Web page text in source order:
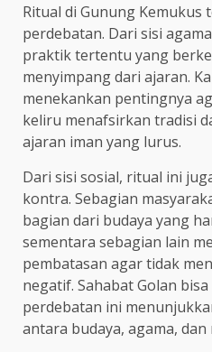
Ritual di Gunung Kemukus
perdebatan. Dari sisi
praktik tertentu yang
menyimpang dari ajaran.
menekankan pentingnya
keliru menafsirkan tradisi
ajaran iman yang lurus.
Dari sisi sosial, ritual ini
kontra. Sebagian
bagian dari budaya yang
sementara sebagian lain
pembatasan agar tidak
negatif. Sahabat Golan
perdebatan ini
antara budaya, agama, dan